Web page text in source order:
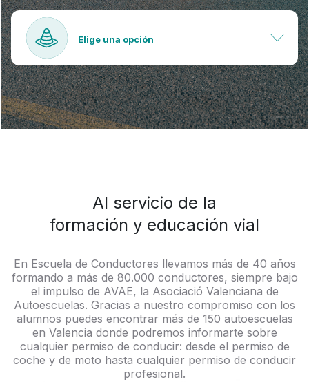
Elige una opción
Al servicio de la
formación y educación vial
En Escuela de Conductores llevamos más de 40 años
formando a más de 80.000 conductores, siempre bajo
el impulso de AVAE, la Asociació Valenciana de
Autoescuelas. Gracias a nuestro compromiso con los
alumnos puedes encontrar más de 150 autoescuelas
en Valencia donde podremos informarte sobre
cualquier permiso de conducir: desde el permiso de
coche y de moto hasta cualquier permiso de conducir
profesional.